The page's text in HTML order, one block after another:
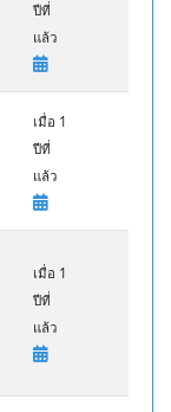
ปีที่
แล้ว
เมื่อ 1
ปีที่
แล้ว
เมื่อ 1
ปีที่
แล้ว